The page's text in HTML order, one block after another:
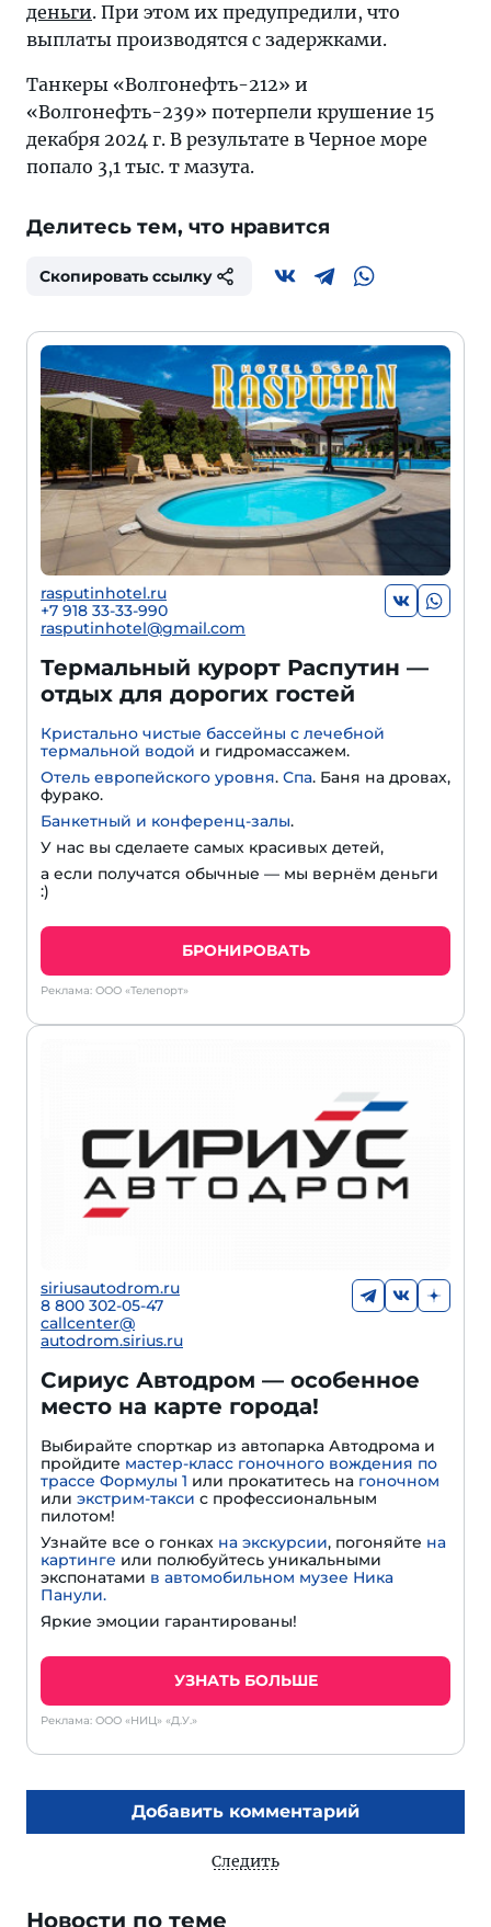
деньги. При этом их предупредили, что
выплаты производятся с задержками.
Танкеры «Волгонефть-212» и
«Волгонефть-239» потерпели крушение 15
декабря 2024 г. В результате в Черное море
попало 3,1 тыс. т мазута.
Делитесь тем, что нравится
Скопировать ссылку
rasputinhotel.ru
+7 918 33-33-990
rasputinhotel@gmail.com
Термальный курорт Распутин —
отдых для дорогих гостей
Кристально чистые бассейны с лечебной
термальной водой и гидромассажем.
Отель европейского уровня. Спа. Баня на дровах,
фурако.
Банкетный и конференц-залы.
У нас вы сделаете самых красивых детей,
а если получатся обычные — мы вернём деньги
:)
БРОНИРОВАТЬ
Реклама: ООО «Телепорт»
siriusautodrom.ru
8 800 302-05-47
callcenter@
autodrom.sirius.ru
Сириус Автодром — особенное
место на карте города!
Выбирайте спорткар из автопарка Автодрома и
пройдите мастер-класс гоночного вождения по
трассе Формулы 1 или прокатитесь на гоночном
или экстрим-такси с профессиональным
пилотом!
Узнайте все о гонках на экскурсии, погоняйте на
картинге или полюбуйтесь уникальными
экспонатами в автомобильном музее Ника
Панули.
Яркие эмоции гарантированы!
УЗНАТЬ БОЛЬШЕ
Реклама: ООО «НИЦ» «Д.У.»
Добавить комментарий
Следить
Новости по теме